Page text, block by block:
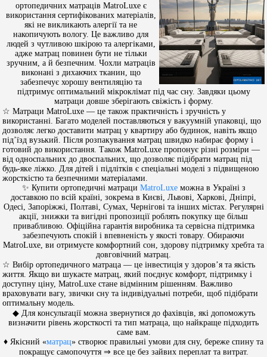
ортопедичних матраців MatroLuxe є
використання сертифікованих матеріалів,
які не викликають алергії та не
накопичують вологу. Це важливо для
людей з чутливою шкірою та алергіками,
адже матрац повинен бути не тільки
зручним, а й безпечним. Чохли матраців
виконані з дихаючих тканин, що
забезпечує хорошу вентиляцію та
підтримує оптимальний мікроклімат під час сну. Завдяки цьому
матраци довше зберігають свіжість і форму.
☆ Матраци MatroLuxe — це також практичність і зручність у
використанні. Багато моделей поставляються у вакуумній упаковці, що
дозволяє легко доставити матрац у квартиру або будинок, навіть якщо
під’їзд вузький. Після розпакування матрац швидко набирає форму і
готовий до використання. Також MatroLuxe пропонує різні розміри —
від односпальних до двоспальних, що дозволяє підібрати матрац під
будь-яке ліжко. Для дітей і підлітків є спеціальні моделі з підвищеною
жорсткістю та безпечними матеріалами.
✨ Купити ортопедичні матраци MatroLuxeможна в Україні з
доставкою по всій країні, зокрема в Києві, Львові, Харкові, Дніпрі,
Одесі, Запоріжжі, Полтаві, Сумах, Чернігові та інших містах. Регулярні
акції, знижки та вигідні пропозиції роблять покупку ще більш
привабливою. Офіційна гарантія виробника та сервісна підтримка
забезпечують спокій і впевненість у якості товару. Обираючи
MatroLuxe, ви отримуєте комфортний сон, здорову підтримку хребта та
довговічний матрац.
☆ Вибір ортопедичного матраца — це інвестиція у здоров’я та якість
життя. Якщо ви шукаєте матрац, який поєднує комфорт, підтримку і
доступну ціну, MatroLuxe стане відмінним рішенням. Важливо
враховувати вагу, звички сну та індивідуальні потреби, щоб підібрати
оптимальну модель.
◆ Для консультації можна звернутися до фахівців, які допоможуть
визначити рівень жорсткості та тип матраца, що найкраще підходить
саме вам.
♦ Якісний «матрац» створює правильні умови для сну, береже спину та
покращує самопочуття ⇒ все це без зайвих переплат та витрат.